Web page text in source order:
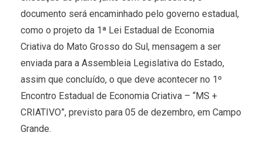
documento será encaminhado pelo governo estadual,
como o projeto da 1ª Lei Estadual de Economia
Criativa do Mato Grosso do Sul, mensagem a ser
enviada para a Assembleia Legislativa do Estado,
assim que concluído, o que deve acontecer no 1º
Encontro Estadual de Economia Criativa – “MS +
CRIATIVO”, previsto para 05 de dezembro, em Campo
Grande.